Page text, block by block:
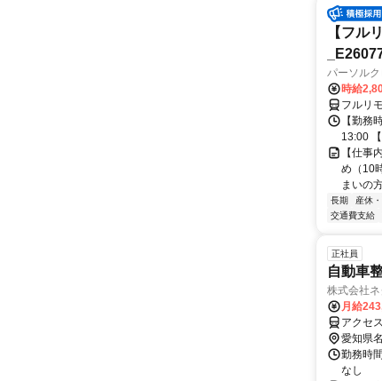
【フル
パーソル
時給
フルリ
【勤務
13:00
【仕事
め（10
まいの
長期 産休
交通費支給
正社員
自動車
株式会社
月給
愛知県
勤務時
なし